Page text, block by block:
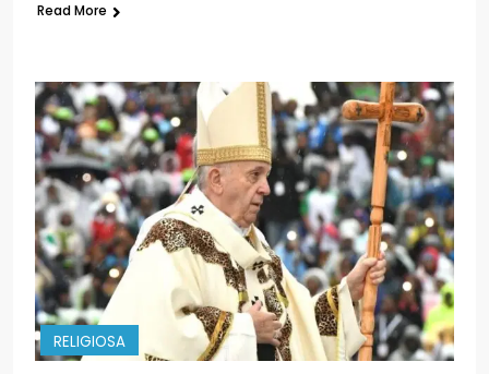
Read More
RELIGIOSA